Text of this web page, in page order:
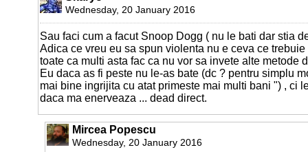
Wednesday, 20 January 2016
Sau faci cum a facut Snoop Dogg ( nu le bati dar stia
Adica ce vreu eu sa spun violenta nu e ceva ce
toate ca multi asta fac ca nu vor sa invete alte metode
Eu daca as fi peste nu le-as bate (dc ? pentru simplu
mai bine ingrijita cu atat primeste mai multi bani ") , ci
daca ma enerveaza ... dead direct.
Mircea Popescu
Wednesday, 20 January 2016